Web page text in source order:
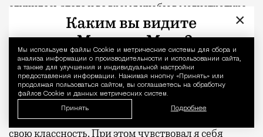
Уведомление
Мы используем файлы Сookie и метрические системы для сбора и
анализа информации о производительности и использовании сайта,
а также для улучшения и индивидуальной настройки
предоставления информации. Нажимая кнопку «Принять» или
продолжая пользоваться сайтом, вы соглашаетесь на обработку
файлов Cookie и данных метрических систем.
Принять Подробнее
случилось этого и во время учебы в магистратуре
МГИМО, ведь я уже работал на «Вечернем
Урганте» и на радио. Да и вообще в тусовочных
местах я чувствую себя крайне неорганично. Еще в
Петербурге в поисках себя я увлекся одной
компанией постарше из нашей школы, ребята
были пригламурены. Неуверенному мне было
важно побыть с ребятами, которые транслируют
свою классность. При этом чувствовал я себя
×